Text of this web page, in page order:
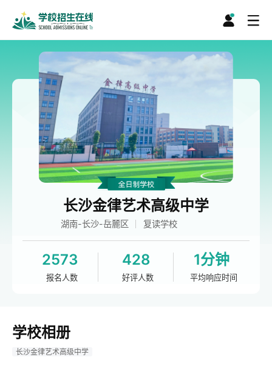
长沙金律艺术高级中学
湖南-长沙-岳麓区 复读学校
2573
报名人数
428
好评人数
1分钟
平均响应时间
学校相册
长沙金律艺术高级中学